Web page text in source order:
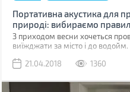
Портативна акустика для
природі: вибираємо
З приходом весни хочеться
виїжджати за місто і до
21.04.2018
1360